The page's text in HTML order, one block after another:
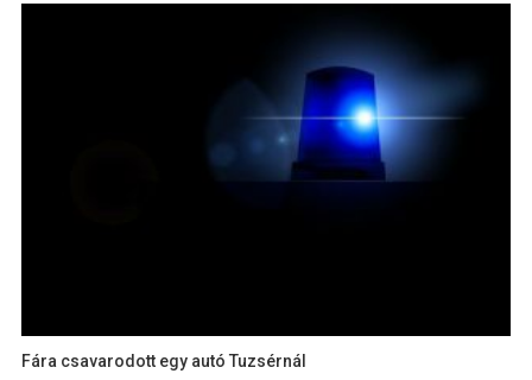
Fára csavarodott egy autó Tuzsérnál